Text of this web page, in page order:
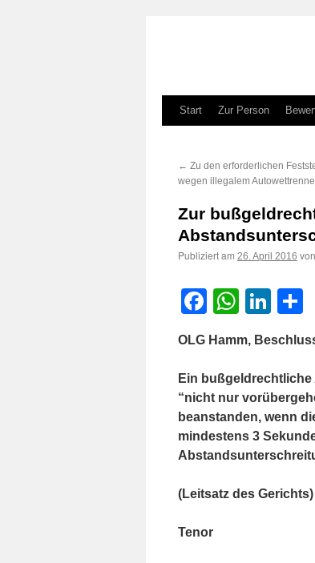
Zum
springen
Start Zur Person
← Zu den erforderlichen
wegen illegalem
Zur
Publiziert am 26. April 2016 von
Facebook
OLG Hamm,
Ein
“nicht nur
beanstanden, wenn
mindestens 3
(Leitsatz des Gerichts)
Tenor